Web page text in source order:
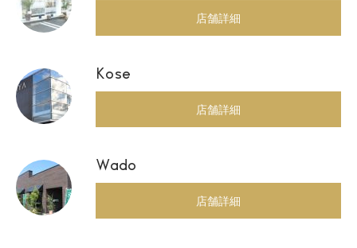
店舗詳細
Kose
店舗詳細
Wado
店舗詳細